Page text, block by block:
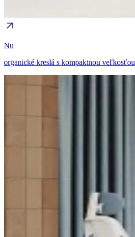
Nu
organické kreslá s kompaktnou veľkosťou